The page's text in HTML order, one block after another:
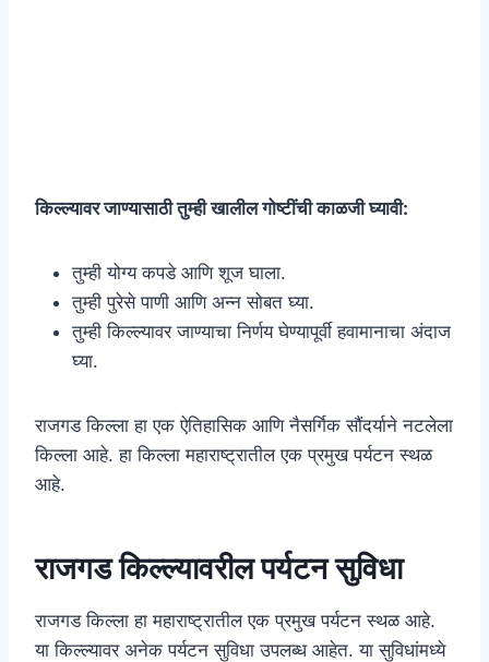
किल्ल्यावर जाण्यासाठी तुम्ही खालील गोष्टींची काळजी घ्यावी:
तुम्ही योग्य कपडे आणि शूज घाला.
तुम्ही पुरेसे पाणी आणि अन्न सोबत घ्या.
तुम्ही किल्ल्यावर जाण्याचा निर्णय घेण्यापूर्वी हवामानाचा अंदाज
घ्या.
राजगड किल्ला हा एक ऐतिहासिक आणि नैसर्गिक सौंदर्याने नटलेला
किल्ला आहे. हा किल्ला महाराष्ट्रातील एक प्रमुख पर्यटन स्थळ
आहे.
राजगड किल्ल्यावरील पर्यटन सुविधा
राजगड किल्ला हा महाराष्ट्रातील एक प्रमुख पर्यटन स्थळ आहे.
या किल्ल्यावर अनेक पर्यटन सुविधा उपलब्ध आहेत. या सुविधांमध्ये